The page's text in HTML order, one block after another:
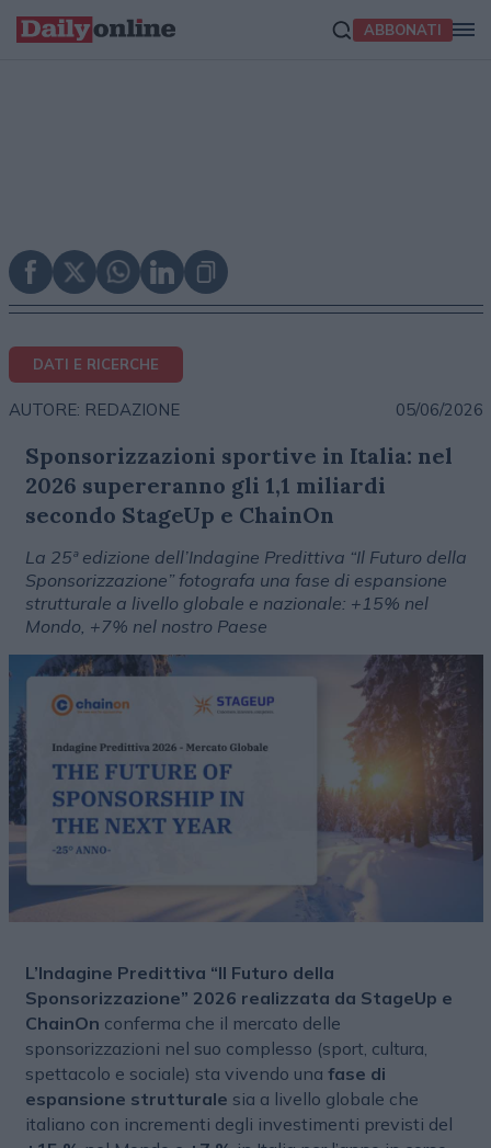
ABBONATI
DATI E RICERCHE
AUTORE: REDAZIONE 05/06/2026
Sponsorizzazioni sportive in Italia: nel
2026 supereranno gli 1,1 miliardi
secondo StageUp e ChainOn
La 25ª edizione dell’Indagine Predittiva “Il Futuro della
Sponsorizzazione” fotografa una fase di espansione
strutturale a livello globale e nazionale: +15% nel
Mondo, +7% nel nostro Paese
L’Indagine Predittiva “Il Futuro della
Sponsorizzazione” 2026 realizzata da StageUp e
ChainOn conferma che il mercato delle
sponsorizzazioni nel suo complesso (sport, cultura,
spettacolo e sociale) sta vivendo una fase di
espansione strutturale sia a livello globale che
italiano con incrementi degli investimenti previsti del